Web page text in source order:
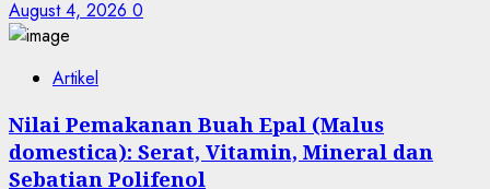
August 4, 2026 0
Artikel
Nilai Pemakanan Buah Epal (Malus
domestica): Serat, Vitamin, Mineral dan
Sebatian Polifenol